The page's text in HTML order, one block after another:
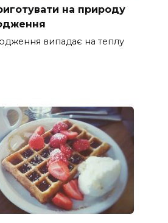
на природу
випадає на теплу